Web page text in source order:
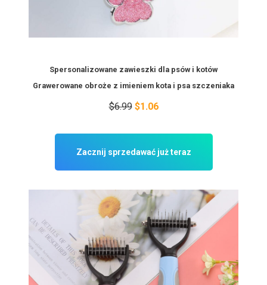
Spersonalizowane zawieszki dla psów i kotów
Grawerowane obroże z imieniem kota i psa szczeniaka
$6.99 $1.06
Zacznij sprzedawać już teraz